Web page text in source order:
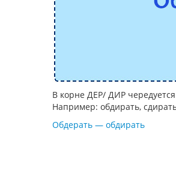
В корне ДЕР/ ДИР чередуется
Например: обдирать,
Обдерать — обдирать